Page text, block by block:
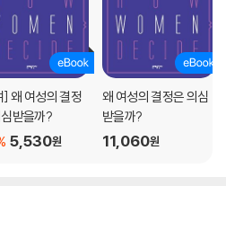
왜 여성의 결정
받을까?
5,530원
왜 여성의 결정은 의심
받을까?
11,060원